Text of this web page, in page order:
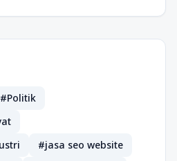
#Politik
#jasa seo website